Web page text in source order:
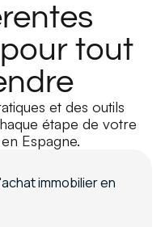
tout
et des outils
étape de votre
Espagne.